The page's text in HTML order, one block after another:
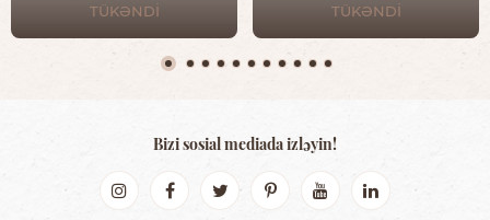
TÜKƏNDİ TÜKƏNDİ
Bizi sosial mediada izləyin!